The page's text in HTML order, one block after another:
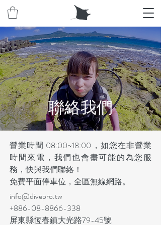
​聯絡我們
營業時間 08:00~18:00，如您在非營業
時間來電，我們也會盡可能的為您服
務，快與我們聯絡！
免費平面停車位，全區無線網路。
info@divepro.tw
+886-08-8866-338
屏東縣恆春鎮大光路79-45號